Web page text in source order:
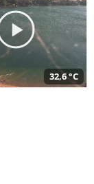
32,6 °C